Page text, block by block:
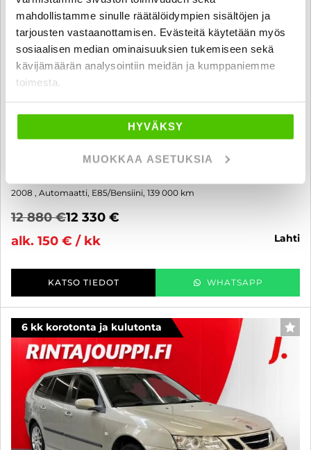
mahdollistamme sinulle räätälöidympien sisältöjen ja
tarjousten vastaanottamisen. Evästeitä käytetään myös
sosiaalisen median ominaisuuksien tukemiseen sekä
kävijämäärän analysointiin meidän ja kumppaniemme
toimesta.
HYVÄKSY
MUOKKAA ASETUKSIA
Saab 9-3
Sport Combi 1,8t Linear Autom. - 6 kk korotonta ja kulutonta
YM.. IKÄISEKSEEN SIISTI , KOHTUU VÄHÄN AJETTU JA HYVIN
2008 , Automaatti, E85/Bensiini, 139 000 km
12 880 €12 330 €
alk. 150 € / kk
lahti
KATSO TIEDOT WHATSAPP
6 kk korotonta ja kulutonta